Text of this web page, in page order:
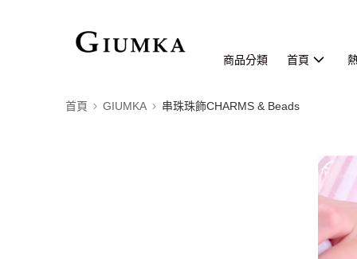
商品分類 首頁
首頁 GIUMKA 串珠珠飾CHARMS & Beads